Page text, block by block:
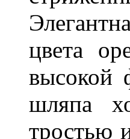
цвета
высокой
шляпа
тростью